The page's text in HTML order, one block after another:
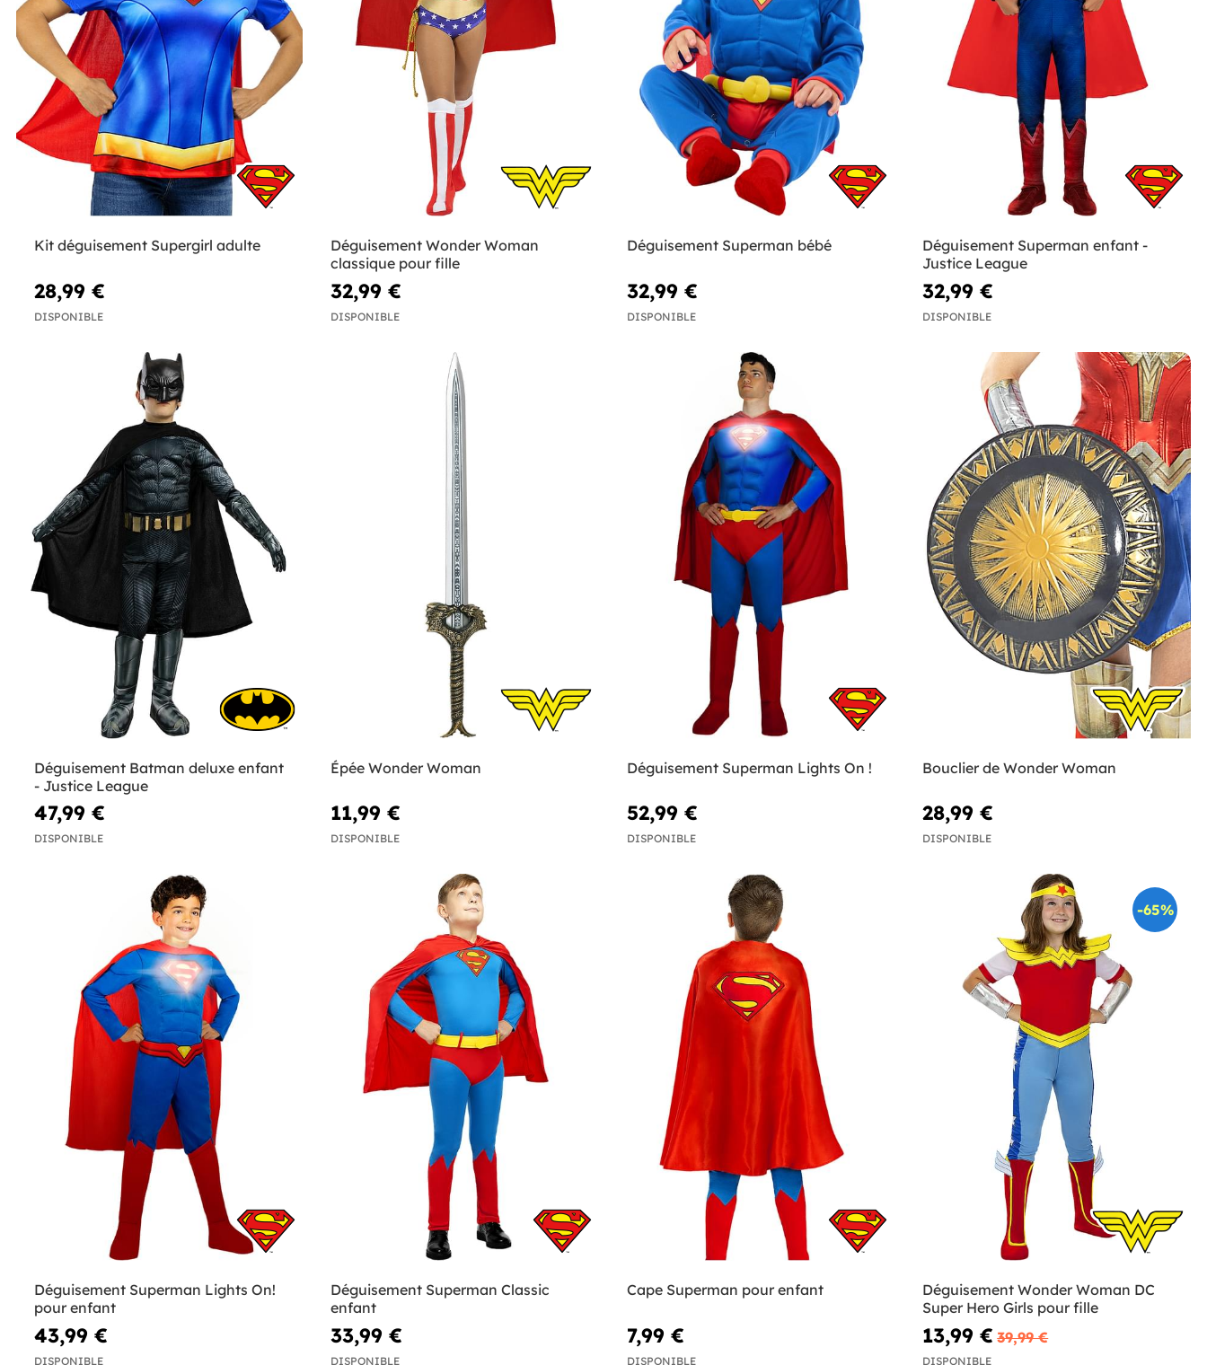
Kit déguisement Supergirl adulte
28,99 €
DISPONIBLE
Déguisement Wonder Woman
classique pour fille
32,99 €
DISPONIBLE
Déguisement Superman bébé
32,99 €
DISPONIBLE
Déguisement Superman enfant -
Justice League
32,99 €
DISPONIBLE
Déguisement Batman deluxe enfant
- Justice League
47,99 €
DISPONIBLE
Épée Wonder Woman
11,99 €
DISPONIBLE
Déguisement Superman Lights On !
52,99 €
DISPONIBLE
Bouclier de Wonder Woman
28,99 €
DISPONIBLE
Déguisement Superman Lights On!
pour enfant
43,99 €
DISPONIBLE
Déguisement Superman Classic
enfant
33,99 €
DISPONIBLE
Cape Superman pour enfant
7,99 €
DISPONIBLE
-65%
Déguisement Wonder Woman DC
Super Hero Girls pour fille
13,99 € 39,99 €
DISPONIBLE